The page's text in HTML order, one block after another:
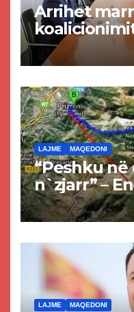
Arrihet
Kurtit dhe
LAJME MAQEDONI
“Peshku në
n`zjarr” –
projekti i
Tetovës nis
LAJME MAQEDONI